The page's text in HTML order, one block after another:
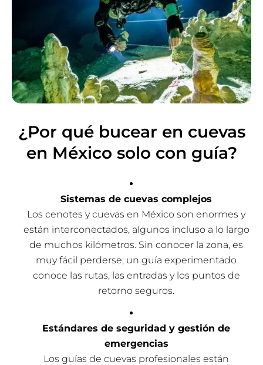
¿Por qué bucear en cuevas
en México solo con guía?
Sistemas de cuevas complejos
Los cenotes y cuevas en México son enormes y
están interconectados, algunos incluso a lo largo
de muchos kilómetros. Sin conocer la zona, es
muy fácil perderse; un guía experimentado
conoce las rutas, las entradas y los puntos de
retorno seguros.
Estándares de seguridad y gestión de
emergencias
Los guías de cuevas profesionales están